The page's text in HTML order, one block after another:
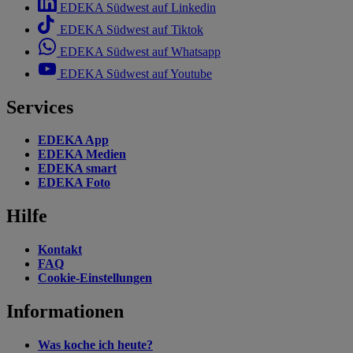
EDEKA Südwest auf Linkedin
EDEKA Südwest auf Tiktok
EDEKA Südwest auf Whatsapp
EDEKA Südwest auf Youtube
Services
EDEKA App
EDEKA Medien
EDEKA smart
EDEKA Foto
Hilfe
Kontakt
FAQ
Cookie-Einstellungen
Informationen
Was koche ich heute?